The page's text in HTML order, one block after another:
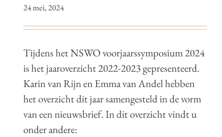
24 mei, 2024
Tijdens het NSWO voorjaarssymposium 2024
is het jaaroverzicht 2022-2023 gepresenteerd.
Karin van Rijn en Emma van Andel hebben
het overzicht dit jaar samengesteld in de vorm
van een nieuwsbrief. In dit overzicht vindt u
onder andere: